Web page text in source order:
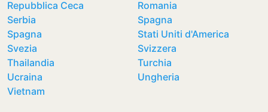
Repubblica Ceca
Romania
Serbia
Spagna
Spagna
Stati Uniti d'America
Svezia
Svizzera
Thailandia
Turchia
Ucraina
Ungheria
Vietnam